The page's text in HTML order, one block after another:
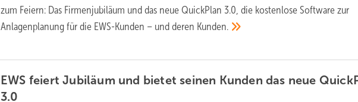
zum Feiern: Das Firmenjubiläum und das neue QuickPlan 3.0, die kostenlose Software zur
Anlagenplanung für die EWS-Kunden – und deren Kunden.
EWS feiert Jubiläum und bietet seinen Kunden das neue
3.0